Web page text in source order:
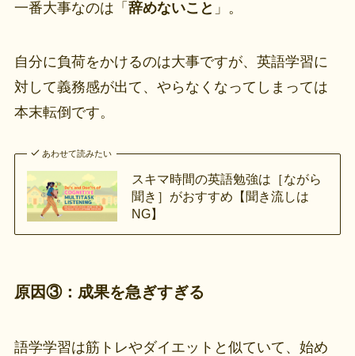
一番大事なのは「 辞めないこと 」。
自分に負荷をかけるのは大事ですが、英語学習に
対して義務感が出て、やらなくなってしまっては
本末転倒です。
あわせて読みたい
スキマ時間の英語勉強は［ながら
聞き］がおすすめ【聞き流しは
NG】
原因③：成果を急ぎすぎる
語学学習は筋トレやダイエットと似ていて、始め